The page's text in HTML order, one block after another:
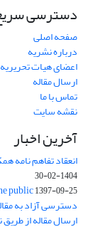
دسترسی
صفحه اصلی
درباره نشریه
اعضای هیات تحریریه
ارسال مقاله
تماس با ما
نقشه سایت
آخرین اخبار
انعقاد تفاهم نامه
1404-02-30
public1397-09-25
دسترسی آزاد به
ارسال مقاله از